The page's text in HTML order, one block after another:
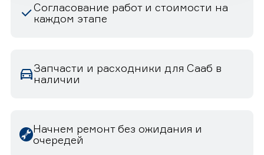
Согласование работ и стоимости на
каждом этапе
Запчасти и расходники для Сааб в
наличии
Начнем ремонт без ожидания и
очередей